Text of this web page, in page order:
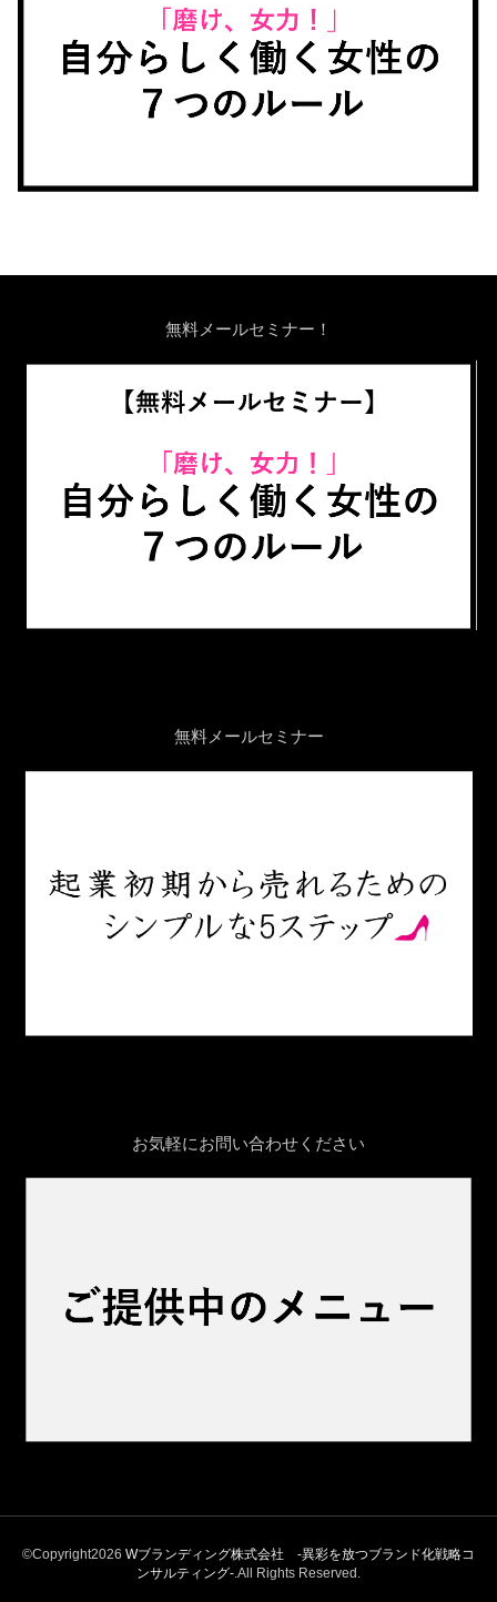
無料メールセミナー！
無料メールセミナー
お気軽にお問い合わせください
©Copyright2026 Wブランディング株式会社 -異彩を放つブランド化戦略コ
ンサルティング‐ .All Rights Reserved.